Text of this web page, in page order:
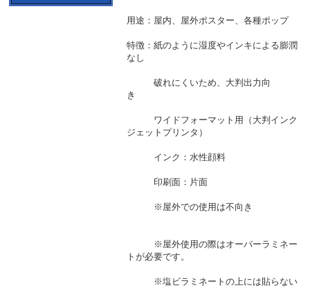
用途：屋内、屋外ポスター、各種ポップ
特徴：紙のように湿度やインキによる膨潤
なし
破れにくいため、大判出力向
き
ワイドフォーマット用（大判インク
ジェットプリンタ）
インク：水性顔料
印刷面：片面
※屋外での使用は不向き
※屋外使用の際はオーバーラミネー
トが必要です。
※塩ビラミネートの上には貼らない